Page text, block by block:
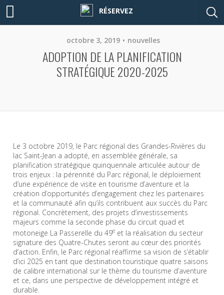
RÉSERVEZ
octobre 3, 2019 nouvelles
ADOPTION DE LA PLANIFICATION
STRATÉGIQUE 2020-2025
Le 3 octobre 2019, le Parc régional des Grandes-Rivières du
lac Saint-Jean a adopté, en assemblée générale, sa
planification stratégique quinquennale articulée autour de
trois enjeux : la pérennité du Parc régional, le déploiement
d’une expérience de visite en tourisme d’aventure et la
création d’opportunités d’engagement chez les partenaires
et la communauté afin qu’ils contribuent aux succès du Parc
régional. Concrètement, des projets d’investissements
majeurs comme la seconde phase du circuit quad et
motoneige La Passerelle du 49e et la réalisation du secteur
signature des Quatre-Chutes seront au cœur des priorités
d’action. Enfin, le Parc régional réaffirme sa vision de s’établir
d’ici 2025 en tant que destination touristique quatre saisons
de calibre international sur le thème du tourisme d’aventure
et ce, dans une perspective de développement intégré et
durable.